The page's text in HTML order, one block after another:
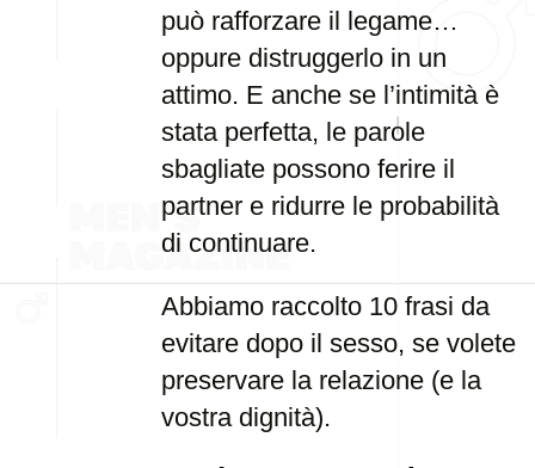
può rafforzare il legame…
oppure distruggerlo in un
attimo. E anche se l’intimità è
stata perfetta, le parole
sbagliate possono ferire il
partner e ridurre le probabilità
di continuare.
Abbiamo raccolto 10 frasi da
evitare dopo il sesso, se volete
preservare la relazione (e la
vostra dignità).